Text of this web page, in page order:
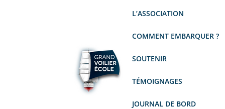
L’ASSOCIATION
COMMENT EMBARQUER ?
SOUTENIR
TÉMOIGNAGES
JOURNAL DE BORD